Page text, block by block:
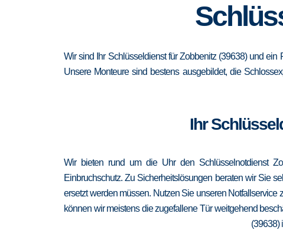
Wir sind Ihr Schlüsseldienst für Zobbenitz (39638) und
Unsere Monteure sind bestens ausgebildet, die
Ihr
Wir bieten rund um die Uhr den Schlüsselnotdienst
Einbruchschutz. Zu Sicherheitslösungen beraten wir Sie
ersetzt werden müssen. Nutzen Sie unseren
können wir meistens die zugefallene Tür weitgehend
(39638)